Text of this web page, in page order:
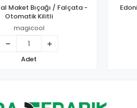
Maket Bıçağı / Falçata -
Otomatik Kilitli
magicool
Adet